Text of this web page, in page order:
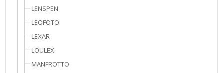
LENSPEN
LEOFOTO
LEXAR
LOULEX
MANFROTTO